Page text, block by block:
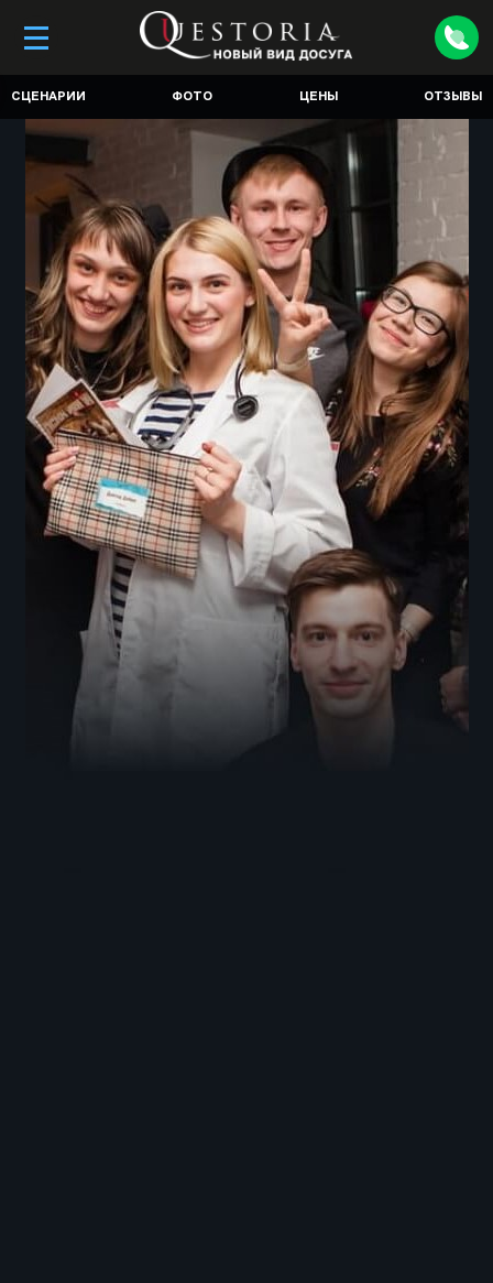
СЦЕНАРИИ ФОТО ЦЕНЫ ОТЗЫВЫ